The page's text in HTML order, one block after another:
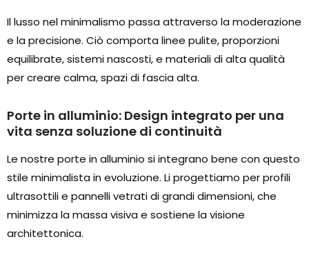
Il lusso nel minimalismo passa attraverso la moderazione
e la precisione. Ciò comporta linee pulite, proporzioni
equilibrate, sistemi nascosti, e materiali di alta qualità
per creare calma, spazi di fascia alta.
Porte in alluminio: Design integrato per una
vita senza soluzione di continuità
Le nostre porte in alluminio si integrano bene con questo
stile minimalista in evoluzione. Li progettiamo per profili
ultrasottili e pannelli vetrati di grandi dimensioni, che
minimizza la massa visiva e sostiene la visione
architettonica.